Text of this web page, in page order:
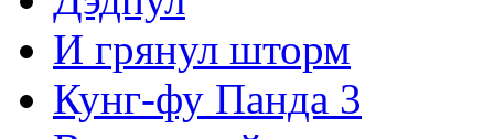
И грянул шторм
Кунг-фу Панда 3